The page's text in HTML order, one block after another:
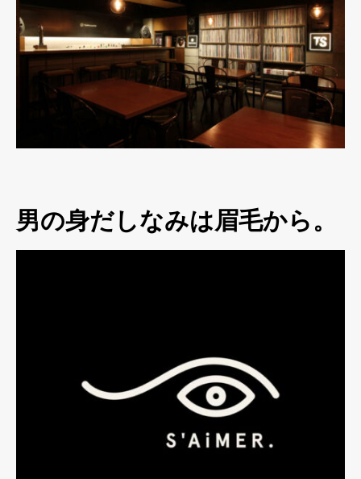
男の身だしなみは眉毛から。